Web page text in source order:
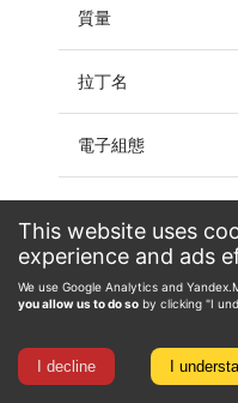
This website uses
experience and ads
We use Google Analytics and
you allow us to do so by clicking "I
I decline I
質量
拉丁名
電子組態